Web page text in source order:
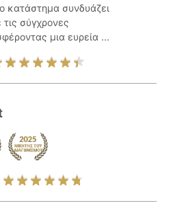
κατάστημα συνδυάζει
σύγχρονες
μια ευρεία ...